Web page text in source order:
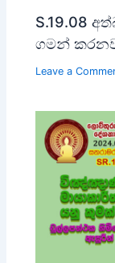
S.19.08
ගමන්
Leave a